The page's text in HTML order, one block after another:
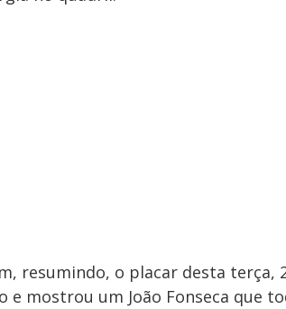
resumindo, o placar desta terça,
e mostrou um João Fonseca que